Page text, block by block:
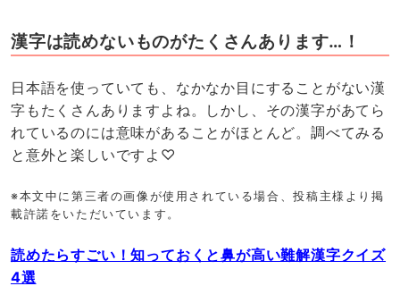
漢字は読めないものがたくさんあります…！
日本語を使っていても、なかなか目にすることがない漢
字もたくさんありますよね。しかし、その漢字があてら
れているのには意味があることがほとんど。調べてみる
と意外と楽しいですよ♡
※本文中に第三者の画像が使用されている場合、投稿主様より掲
載許諾をいただいています。
読めたらすごい！知っておくと鼻が高い難解漢字クイズ
4選